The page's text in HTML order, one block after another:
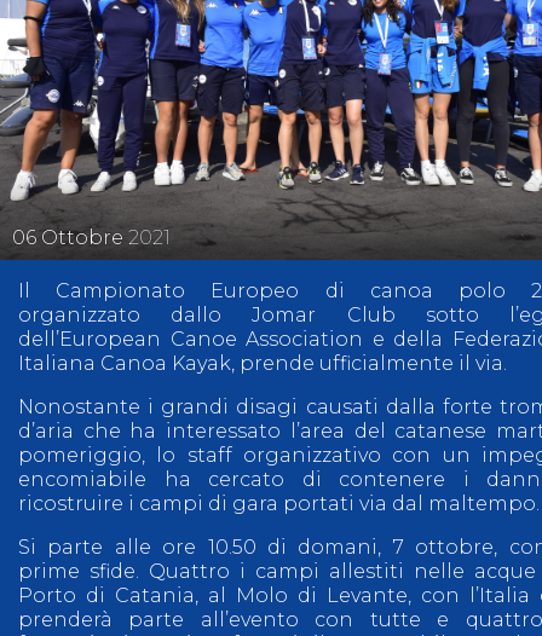
06 Ottobre 2021
Il Campionato Europeo di canoa polo
organizzato dallo Jomar Club sotto
dell’European Canoe Association e della
Italiana Canoa Kayak, prende ufficialmente il via.
Nonostante i grandi disagi causati dalla forte
d’aria che ha interessato l’area del catanese
pomeriggio, lo staff organizzativo con un
encomiabile ha cercato di contenere i
ricostruire i campi di gara portati via dal maltempo.
Si parte alle ore 10.50 di domani, 7 ottobre,
prime sfide. Quattro i campi allestiti nelle acque
Porto di Catania, al Molo di Levante, con l’Italia
prenderà parte all’evento con tutte e